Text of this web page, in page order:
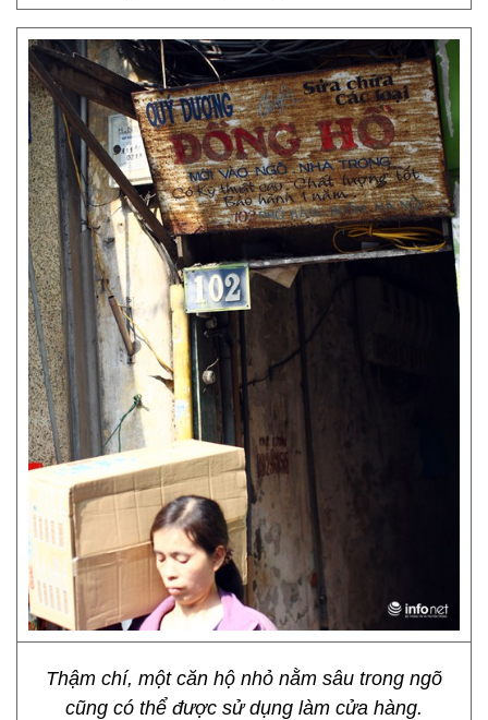
Thậm chí, một căn hộ nhỏ nằm sâu trong ngõ
cũng có thể được sử dụng làm cửa hàng.